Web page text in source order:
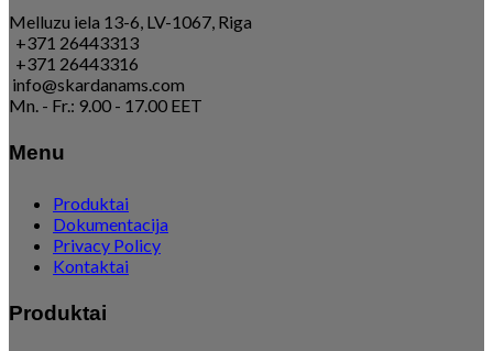
Melluzu iela 13-6, LV-1067, Riga
+371 26443313
+371 26443316
info@skardanams.com
Mn. - Fr.: 9.00 - 17.00 EET
Menu
Produktai
Dokumentacija
Privacy Policy
Kontaktai
Produktai